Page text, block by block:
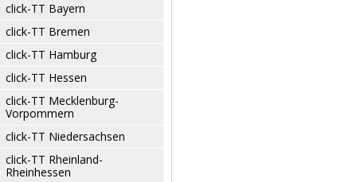
click-TT Bayern
click-TT Bremen
click-TT Hamburg
click-TT Hessen
click-TT Mecklenburg-
Vorpommern
click-TT Niedersachsen
click-TT Rheinland-
Rheinhessen